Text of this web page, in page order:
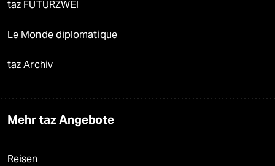
taz FUTURZWEI
Le Monde diplomatique
taz Archiv
Mehr taz Angebote
Reisen